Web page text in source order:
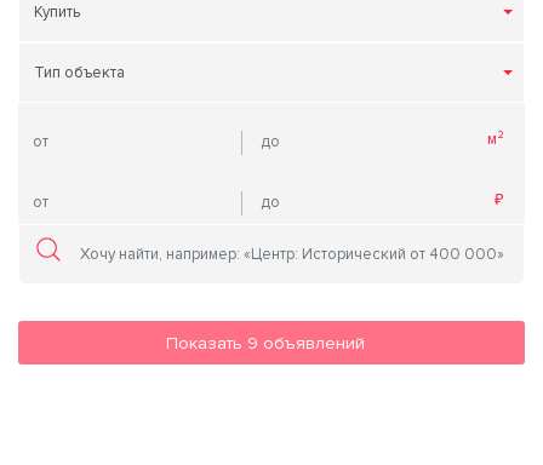
Купить
Тип объекта
Показать 9 объявлений